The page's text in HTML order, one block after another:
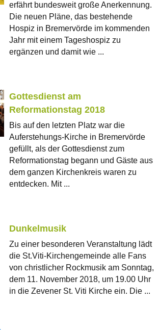
erfährt bundesweit große Anerkennung.
Die neuen Pläne, das bestehende
Hospiz in Bremervörde im kommenden
Jahr mit einem Tageshospiz zu
ergänzen und damit wie ...
Gottesdienst am
Reformationstag 2018
Bis auf den letzten Platz war die
Auferstehungs-Kirche in Bremervörde
gefüllt, als der Gottesdienst zum
Reformationstag begann und Gäste aus
dem ganzen Kirchenkreis waren zu
entdecken. Mit ...
Dunkelmusik
Zu einer besonderen Veranstaltung lädt
die St.Viti-Kirchengemeinde alle Fans
von christlicher Rockmusik am Sonntag,
dem 11. November 2018, um 19.00 Uhr
in die Zevener St. Viti Kirche ein. Die ...